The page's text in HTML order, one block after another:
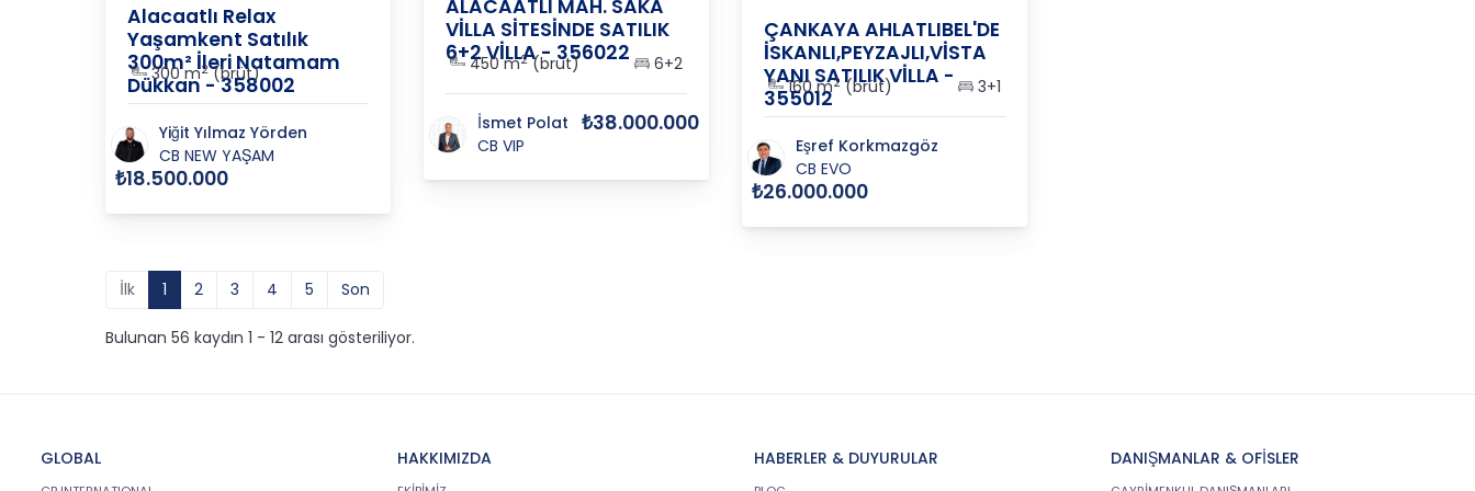
Alacaatlı Relax
Yaşamkent Satılık
300m² İleri Natamam
Dükkan - 358002
300 m2(brüt)
Yiğit Yılmaz Yörden
CB NEW YAŞAM
₺18.500.000
ALACAATLI MAH. SAKA
VİLLA SİTESİNDE SATILIK
6+2 VİLLA - 356022
450 m2(brüt) 6+2
İsmet Polat
CB VIP
₺38.000.000
ÇANKAYA AHLATLIBEL'DE
İSKANLI,PEYZAJLI,VİSTA
YANI SATILIK VİLLA -
355012
160 m2(brüt) 3+1
Eşref Korkmazgöz
CB EVO
₺26.000.000
İlk 1 2 3 4 5 Son
Bulunan 56 kaydın 1 - 12 arası gösteriliyor.
GLOBAL HAKKIMIZDA HABERLER & DUYURULAR DANIŞMANLAR & OFİSLER